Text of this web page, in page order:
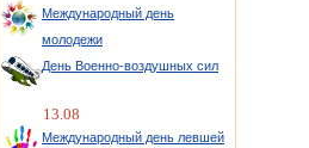
Международный день
молодежи
День Военно-воздушных сил
13.08
Международный день левшей